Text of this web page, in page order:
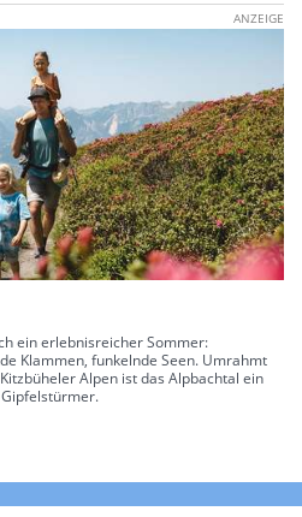
ANZEIGE
ein erlebnisreicher Sommer:
Klammen, funkelnde Seen. Umrahmt
Alpen ist das Alpbachtal ein